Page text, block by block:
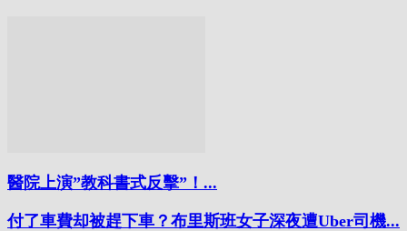
醫院上演”教科書式反擊”！...
付了車費却被趕下車？布里斯班女子深夜遭Uber司機...